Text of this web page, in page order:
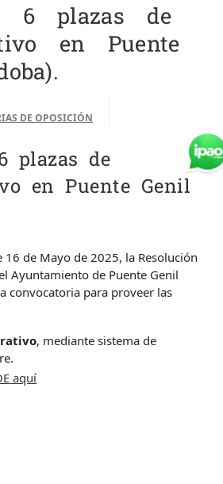
6 plazas de
en Puente
DE OPOSICIÓN
plazas de
en Puente Genil
16 de Mayo de 2025, la Resolución
Ayuntamiento de Puente Genil
convocatoria para proveer las
, mediante sistema de
aquí